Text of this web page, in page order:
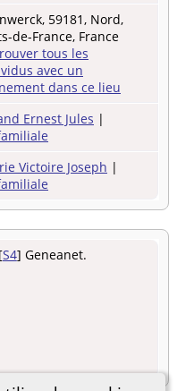
59181, Nord,
de-France, France
Ernest Jules |
Victoire Joseph |
[S4] Geneanet.